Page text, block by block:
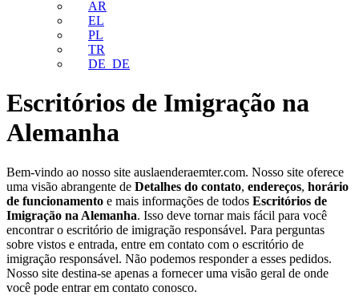
AR
EL
PL
TR
DE_DE
Escritórios de Imigração na
Alemanha
Bem-vindo ao nosso site auslaenderaemter.com. Nosso site oferece
uma visão abrangente de Detalhes do contato, endereços, horário
de funcionamento e mais informações de todos Escritórios de
Imigração na Alemanha. Isso deve tornar mais fácil para você
encontrar o escritório de imigração responsável. Para perguntas
sobre vistos e entrada, entre em contato com o escritório de
imigração responsável. Não podemos responder a esses pedidos.
Nosso site destina-se apenas a fornecer uma visão geral de onde
você pode entrar em contato conosco.